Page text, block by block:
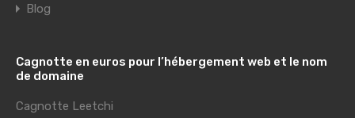
Blog
Cagnotte en euros pour l’hébergement web et le nom
de domaine
Cagnotte Leetchi